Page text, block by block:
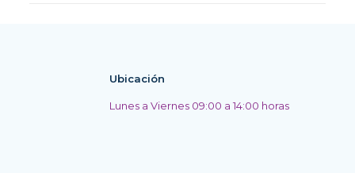
Ubicación
Lunes a Viernes 09:00 a 14:00 horas